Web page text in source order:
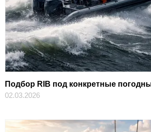
Подбор RIB под конкретные
02.03.2026